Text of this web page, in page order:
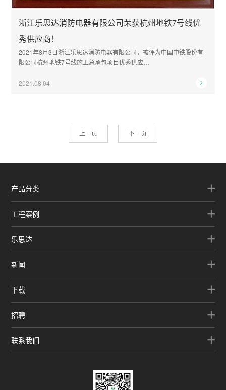
浙江乐思达消防电器有限公司荣获杭州地铁7号线优
秀供应商！
2021年8月3日浙江乐思达消防电器有限公司，被评为中国中铁股份有
限公司杭州地铁7号线施工总承包项目优秀供应…
2021.08.04
上一页 下一页
产品分类
工程案例
乐思达
新闻
下载
招聘
联系我们